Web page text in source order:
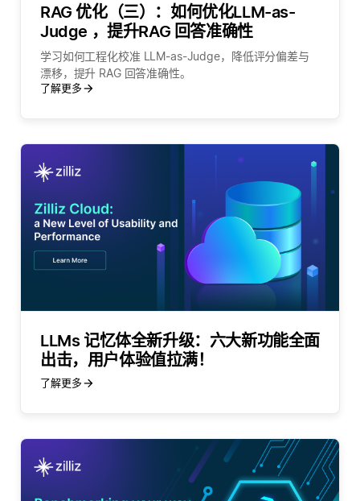
RAG 优化（三）：如何优化LLM-as-
Judge ，提升RAG 回答准确性
学习如何工程化校准 LLM-as-Judge，降低评分偏差与
漂移，提升 RAG 回答准确性。
了解更多
LLMs 记忆体全新升级：六大新功能全面
出击，用户体验值拉满！
了解更多